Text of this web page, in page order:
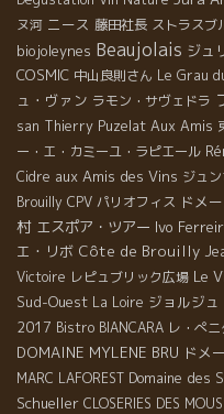
ヌ河 ニース 藤田社長 ストラスブ
biojoleynes Beaujolais ジュ
COSMIC 中山良則さん Le Grau
ュ・ヴァン ラモン・サヴェドラ
san Thierry Puzelat Aux Amis
ー・エ・カミーユ・ラピエール
Cidre aux Amis des Vins ジュ
Brouilly CPV パリオフィス ドメ
村 エスポア・ツアー Ivo
エ・リボ Côte de Brouilly
Victoire レピュブリック広場 Le
Sud-Ouest La Loire ジョルジ
2017 Bistro BIANCARA レ・ぺ
DOMAINE MYLENE BRU ドメ
MARC LAFOREST Domaine des
Schueller CLOSERIES DES